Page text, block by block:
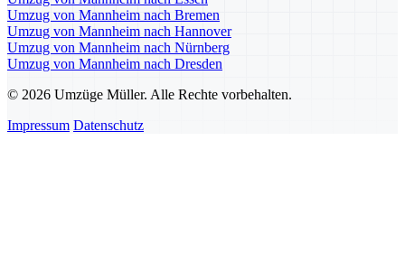
Umzug von Mannheim nach Bremen
Umzug von Mannheim nach Hannover
Umzug von Mannheim nach Nürnberg
Umzug von Mannheim nach Dresden
© 2026 Umzüge Müller. Alle Rechte vorbehalten.
Impressum Datenschutz